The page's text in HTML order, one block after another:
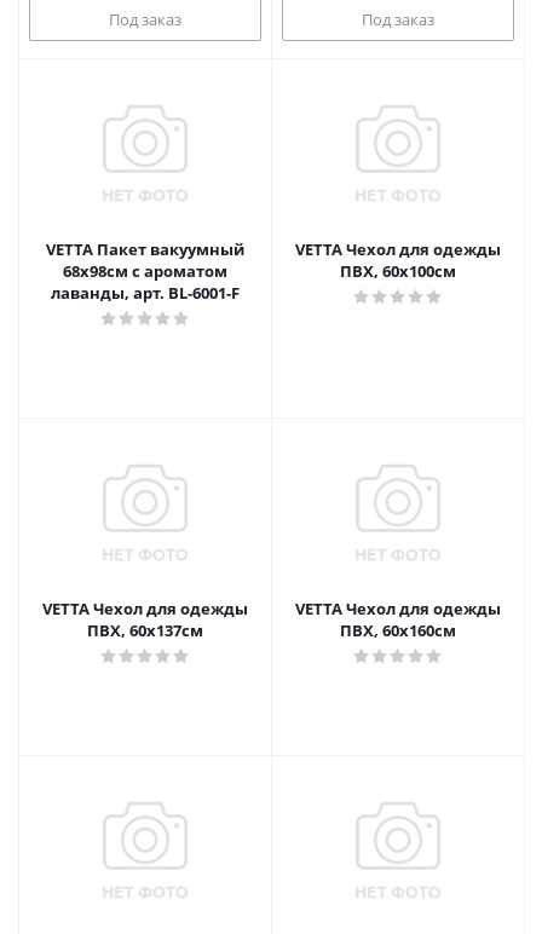
Под заказ Под заказ
VETTA Пакет вакуумный
68х98см с ароматом
лаванды, арт. BL-6001-F
VETTA Чехол для одежды
ПВХ, 60х100см
VETTA Чехол для одежды
ПВХ, 60х137см
VETTA Чехол для одежды
ПВХ, 60х160см